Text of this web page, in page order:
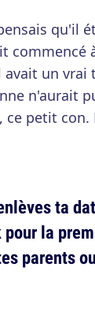
qu'il
commencé
avait un vrai
n'aurait
ce petit con.
ta
la
parents